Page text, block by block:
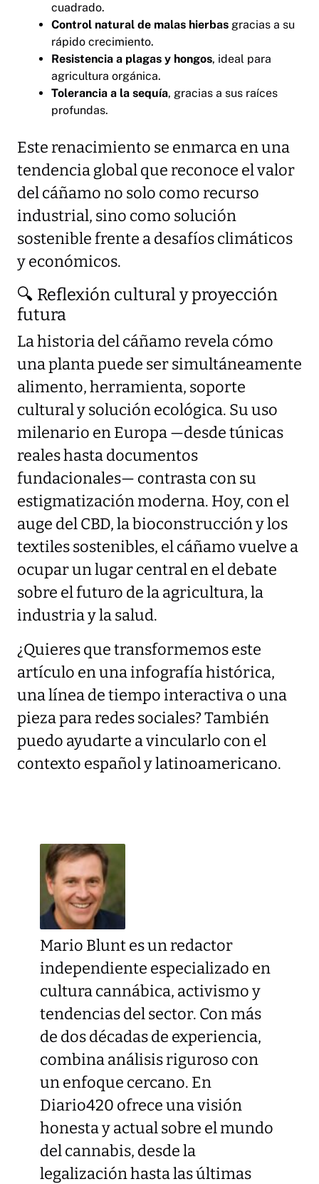
cuadrado.
Control natural de malas hierbas gracias a su
rápido crecimiento.
Resistencia a plagas y hongos, ideal para
agricultura orgánica.
Tolerancia a la sequía, gracias a sus raíces
profundas.
Este renacimiento se enmarca en una
tendencia global que reconoce el valor
del cáñamo no solo como recurso
industrial, sino como solución
sostenible frente a desafíos climáticos
y económicos.
🔍 Reflexión cultural y proyección
futura
La historia del cáñamo revela cómo
una planta puede ser simultáneamente
alimento, herramienta, soporte
cultural y solución ecológica. Su uso
milenario en Europa —desde túnicas
reales hasta documentos
fundacionales— contrasta con su
estigmatización moderna. Hoy, con el
auge del CBD, la bioconstrucción y los
textiles sostenibles, el cáñamo vuelve a
ocupar un lugar central en el debate
sobre el futuro de la agricultura, la
industria y la salud.
¿Quieres que transformemos este
artículo en una infografía histórica,
una línea de tiempo interactiva o una
pieza para redes sociales? También
puedo ayudarte a vincularlo con el
contexto español y latinoamericano.
Mario Blunt es un redactor
independiente especializado en
cultura cannábica, activismo y
tendencias del sector. Con más
de dos décadas de experiencia,
combina análisis riguroso con
un enfoque cercano. En
Diario420 ofrece una visión
honesta y actual sobre el mundo
del cannabis, desde la
legalización hasta las últimas